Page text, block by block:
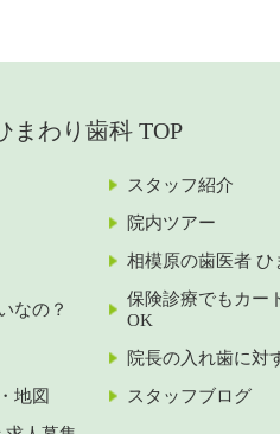
まわり歯科 TOP
スタッフ紹介
院内ツアー
相模原の歯医者 ひ
なの？
保険診療でもカー
OK
院長の入れ歯に対
地図
スタッフブログ